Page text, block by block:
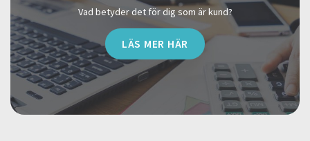
Vad betyder det för dig som är kund?
LÄS MER HÄR